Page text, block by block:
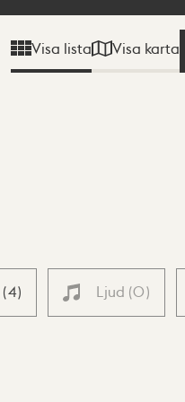
Visa lista Visa karta
(4) Ljud (0)